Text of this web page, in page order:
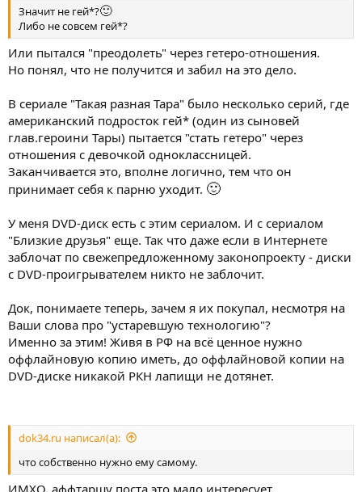
Значит не гей*?🙂
Либо не совсем гей*?
Или пытался "преодолеть" через гетеро-отношения.
Но понял, что не получится и забил на это дело.
В сериале "Такая разная Тара" было несколько серий, где
американский подросток гей* (один из сыновей
глав.героини Тары) пытается "стать гетеро" через
отношения с девочкой одноклассницей.
Заканчивается это, вполне логично, тем что он
принимает себя к парню уходит. 🙂
У меня DVD-диск есть с этим сериалом. И с сериалом
"Близкие друзья" еще. Так что даже если в Интернете
заблочат по свежепредложенному законопроекту - диски
с DVD-проигрывателем никто не заблочит.
Док, понимаете теперь, зачем я их покупал, несмотря на
Ваши слова про "устаревшую технологию"?
Именно за этим! Живя в РФ на всё ценное нужно
оффлайновую копию иметь, до оффлайновой копии на
DVD-диске никакой РКН лапищи не дотянет.
dok34.ru написал(а):
что собственно нужно ему самому.
ИМХО, аффтаршу поста это мало интересует.